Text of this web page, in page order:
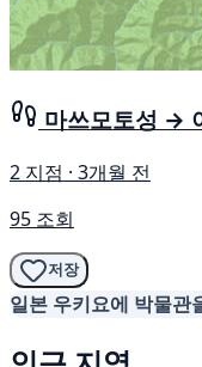
마쓰모토성 →
2 지점 · 3개월 전
95 조회
저장
일본 우키요에 박물관